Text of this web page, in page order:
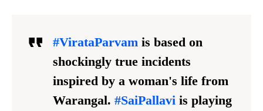
#VirataParvam is based on
shockingly true incidents
inspired by a woman's life from
Warangal. #SaiPallavi is playing